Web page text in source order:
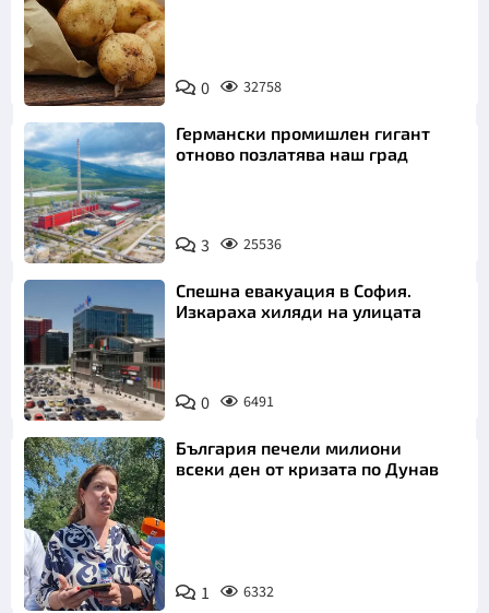
Снимка:
Пиксабей
0 32758
Германски промишлен гигант
отново позлатява наш град
3 25536
Спешна евакуация в София.
Изкараха хиляди на улицата
0 6491
Снимка: БТА
България печели милиони
всеки ден от кризата по Дунав
1 6332